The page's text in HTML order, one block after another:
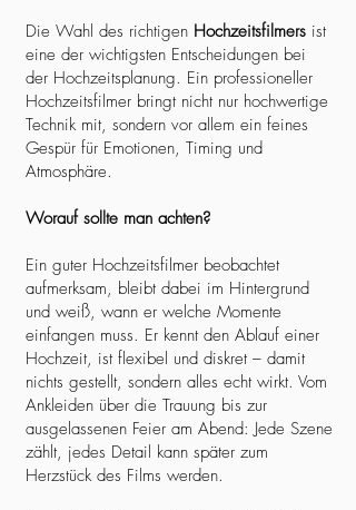
Die Wahl des richtigen Hochzeitsfilmers ist
eine der wichtigsten Entscheidungen bei
der Hochzeitsplanung. Ein professioneller
Hochzeitsfilmer bringt nicht nur hochwertige
Technik mit, sondern vor allem ein feines
Gespür für Emotionen, Timing und
Atmosphäre.
Worauf sollte man achten?
Ein guter Hochzeitsfilmer beobachtet
aufmerksam, bleibt dabei im Hintergrund
und weiß, wann er welche Momente
einfangen muss. Er kennt den Ablauf einer
Hochzeit, ist flexibel und diskret – damit
nichts gestellt, sondern alles echt wirkt. Vom
Ankleiden über die Trauung bis zur
ausgelassenen Feier am Abend: Jede Szene
zählt, jedes Detail kann später zum
Herzstück des Films werden.